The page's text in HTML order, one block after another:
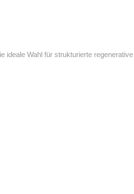
ideale Wahl für strukturierte